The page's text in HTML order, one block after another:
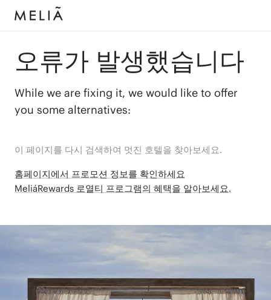
오류가 발생했습니다
While we are fixing it, we would like to offer
you some alternatives:
이 페이지를 다시 검색하여 멋진 호텔을 찾아보세요.
홈페이지에서 프로모션 정보를 확인하세요
MeliáRewards 로열티 프로그램의 혜택을 알아보세요.